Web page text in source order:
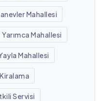
Mahallesi
Yarımca Mahallesi
Mahallesi
Kiralama
Servisi